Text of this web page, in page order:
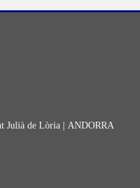
Julià de Lòria | ANDORRA